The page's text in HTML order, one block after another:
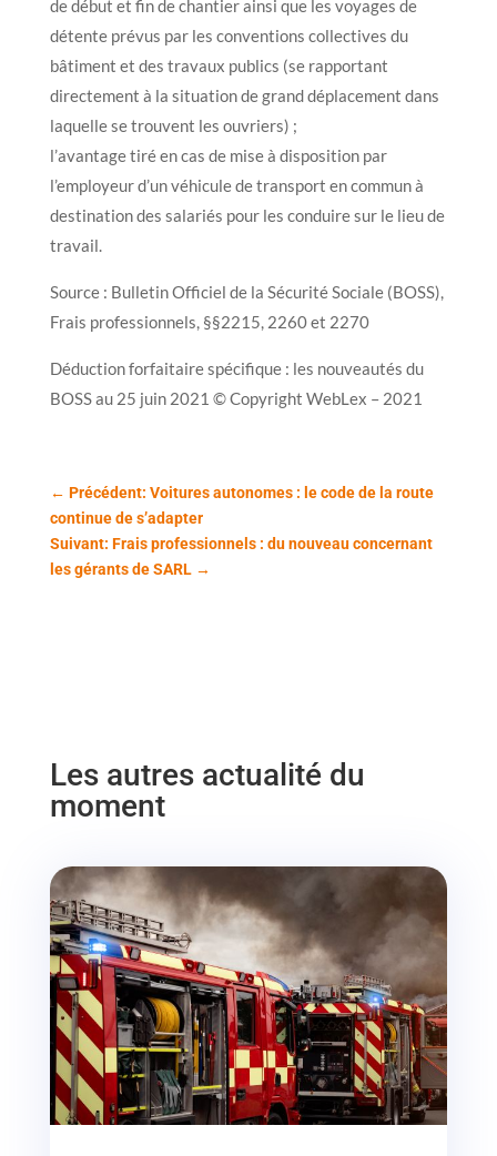
de début et fin de chantier ainsi que les voyages de
détente prévus par les conventions collectives du
bâtiment et des travaux publics (se rapportant
directement à la situation de grand déplacement dans
laquelle se trouvent les ouvriers) ;
l’avantage tiré en cas de mise à disposition par
l’employeur d’un véhicule de transport en commun à
destination des salariés pour les conduire sur le lieu de
travail.
Source : Bulletin Officiel de la Sécurité Sociale (BOSS),
Frais professionnels, §§2215, 2260 et 2270
Déduction forfaitaire spécifique : les nouveautés du
BOSS au 25 juin 2021 © Copyright WebLex – 2021
← Précédent: Voitures autonomes : le code de la route
continue de s’adapter
Suivant: Frais professionnels : du nouveau concernant
les gérants de SARL→
Les autres actualité du
moment